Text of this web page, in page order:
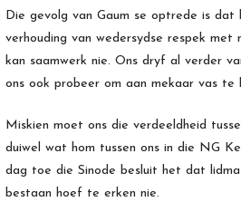
Die gevolg van Gaum se optrede is dat
verhouding van wedersydse respek met
kan saamwerk nie. Ons dryf al verder
ons ook probeer om aan mekaar vas te
Miskien moet ons die verdeeldheid
duiwel wat hom tussen ons in die NG
dag toe die Sinode besluit het dat
bestaan hoef te erken nie.